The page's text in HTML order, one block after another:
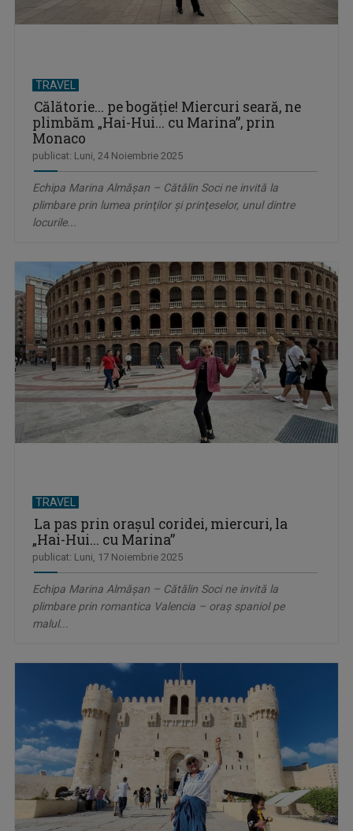
TRAVEL
Călătorie... pe bogăţie! Miercuri seară, ne
plimbăm „Hai-Hui... cu Marina”, prin
Monaco
publicat: Luni, 24 Noiembrie 2025
Echipa Marina Almăşan – Cătălin Soci ne invită la
plimbare prin lumea prinţilor şi prinţeselor, unul dintre
locurile...
TRAVEL
La pas prin oraşul coridei, miercuri, la
„Hai-Hui... cu Marina”
publicat: Luni, 17 Noiembrie 2025
Echipa Marina Almăşan – Cătălin Soci ne invită la
plimbare prin romantica Valencia – oraş spaniol pe
malul...